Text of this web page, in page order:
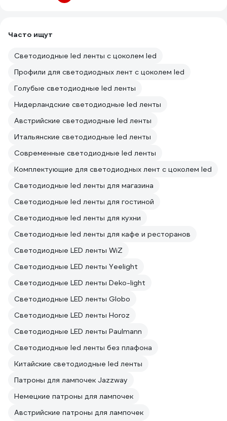
Часто ищут
Светодиодные led ленты с цоколем led
Профили для светодиодных лент с цоколем led
Голубые светодиодные led ленты
Нидерландские светодиодные led ленты
Австрийские светодиодные led ленты
Итальянские светодиодные led ленты
Современные светодиодные led ленты
Комплектующие для светодиодных лент с цоколем led
Светодиодные led ленты для магазина
Светодиодные led ленты для гостиной
Светодиодные led ленты для кухни
Светодиодные led ленты для кафе и ресторанов
Светодиодные LED ленты WiZ
Светодиодные LED ленты Yeelight
Светодиодные LED ленты Deko-light
Светодиодные LED ленты Globo
Светодиодные LED ленты Horoz
Светодиодные LED ленты Paulmann
Светодиодные led ленты без плафона
Китайские светодиодные led ленты
Патроны для лампочек Jazzway
Немецкие патроны для лампочек
Австрийские патроны для лампочек